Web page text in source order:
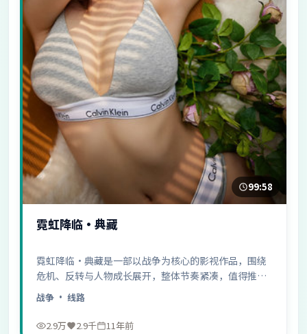
99:58
霓虹降临·典藏
霓虹降临·典藏是一部以战争为核心的影视作品，围绕
危机、反转与人物成长展开，整体节奏紧凑，值得推荐
观看。
战争 · 线路
2.9万 2.9千 11年前